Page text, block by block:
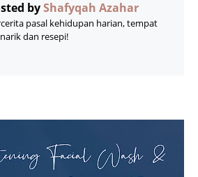
byShafyqah Azahar
pasal kehidupan harian, tempat
dan resepi!